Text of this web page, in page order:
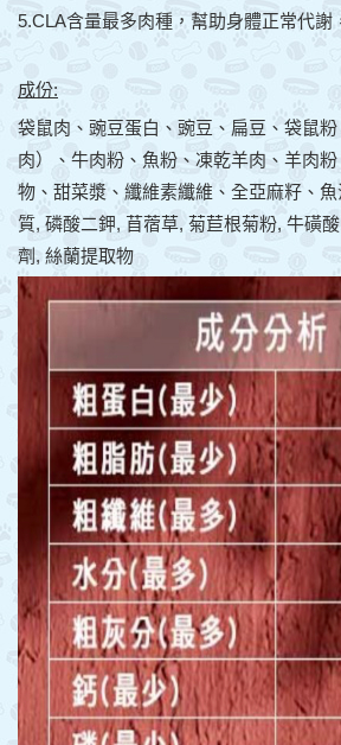
5.CLA含量最多肉種，幫助身體正常代謝
成份:
袋鼠肉、豌豆蛋白、豌豆、扁豆、袋鼠
肉）、牛肉粉、魚粉、凍乾羊肉、羊肉
物、甜菜漿、纖維素纖維、全亞麻籽、
質, 磷酸二鉀, 苜蓿草, 菊苣根菊粉, 牛磺
劑, 絲蘭提取物